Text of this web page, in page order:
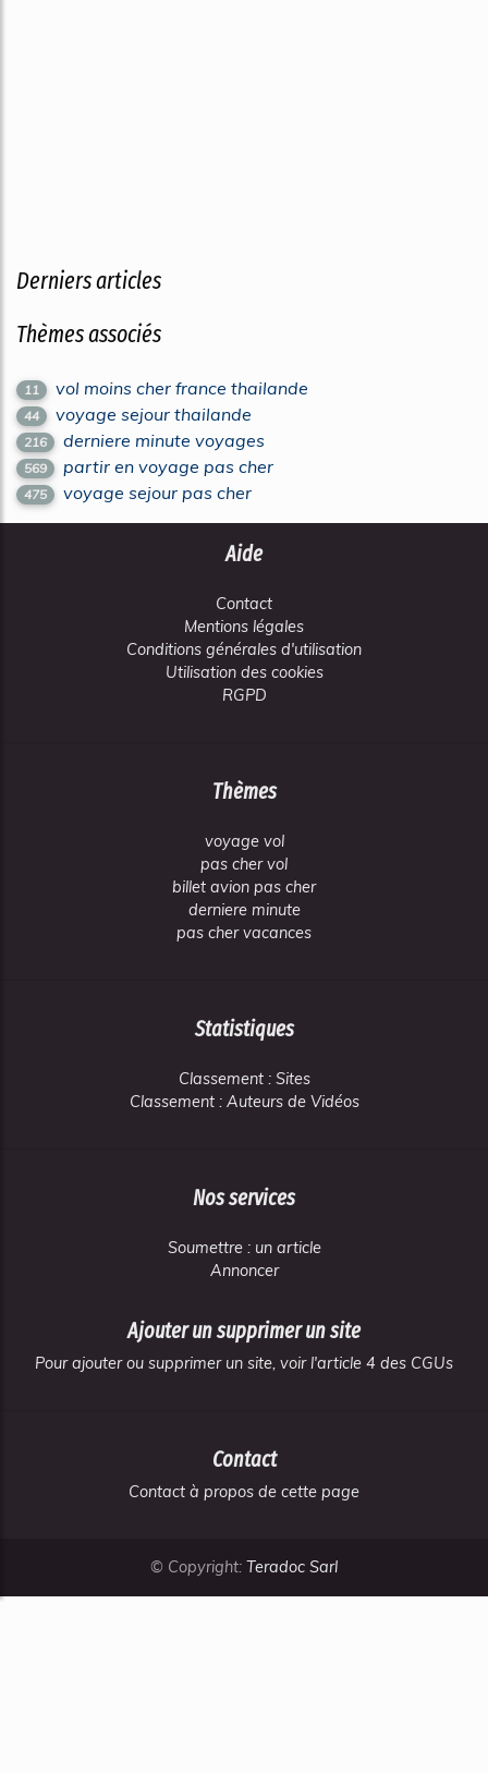
Derniers articles
Thèmes associés
11 vol moins cher france thailande
44 voyage sejour thailande
216 derniere minute voyages
569 partir en voyage pas cher
475 voyage sejour pas cher
Aide
Contact
Mentions légales
Conditions générales d'utilisation
Utilisation des cookies
RGPD
Thèmes
voyage vol
pas cher vol
billet avion pas cher
derniere minute
pas cher vacances
Statistiques
Classement : Sites
Classement : Auteurs de Vidéos
Nos services
Soumettre : un article
Annoncer
Ajouter un supprimer un site
Pour ajouter ou supprimer un site, voir l'article 4 des CGUs
Contact
Contact à propos de cette page
© Copyright: Teradoc Sarl